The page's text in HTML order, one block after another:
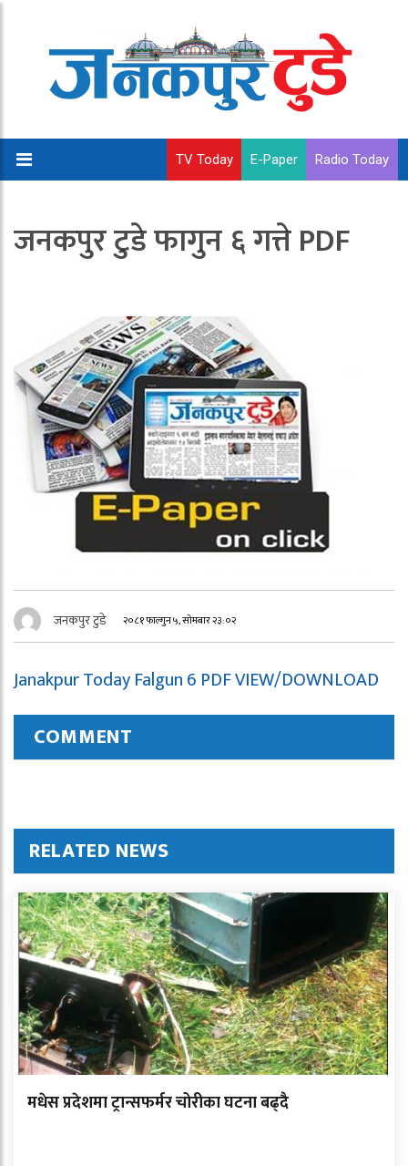
TV Today E-Paper Radio Today
जनकपुर टुडे फागुन ६ गत्ते PDF
जनकपुर टुडे २०८१ फाल्गुन ५, सोमबार २३:०२
Janakpur Today Falgun 6 PDF VIEW/DOWNLOAD
COMMENT
RELATED NEWS
मधेस प्रदेशमा ट्रान्सफर्मर चोरीका घटना बढ्दै